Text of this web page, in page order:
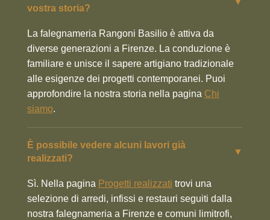
vostra storia?
La falegnameria Rangoni Basilio è attiva da
diverse generazioni a Firenze. La conduzione è
familiare e unisce il sapere artigiano tradizionale
alle esigenze dei progetti contemporanei. Puoi
approfondire la nostra storia nella pagina Chi
siamo.
È possibile vedere alcuni lavori già
realizzati?
▼
Sì. Nella pagina Progetti realizzati trovi una
selezione di arredi, infissi e restauri seguiti dalla
nostra falegnameria a Firenze e comuni limitrofi,